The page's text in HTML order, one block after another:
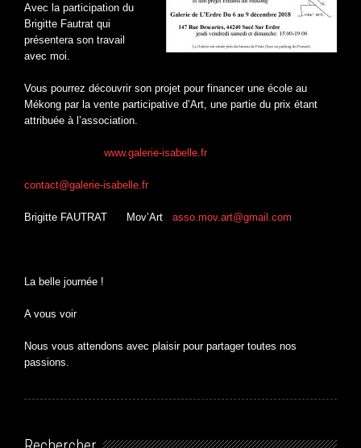
Avec la participation du
Brigitte Fautrat qui
présentera son travail
avec moi.
Vous pourrez découvrir son projet pour financer une école au
Mékong par la vente participative d’Art, une partie du prix étant
attribuée à l’association.
www.galerie-isabelle.fr
contact@galerie-isabelle.fr
Brigitte FAUTRAT Mov’Art asso.mov.art@gmail.com
La belle journée !
A vous voir
Nous vous attendons avec plaisir pour partager toutes nos
passions.